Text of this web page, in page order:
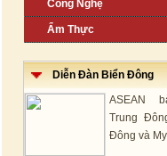
Công Nghệ
Ẩm Thực
Diễn Đàn Biển Đông
ASEAN
Trung
Đông và